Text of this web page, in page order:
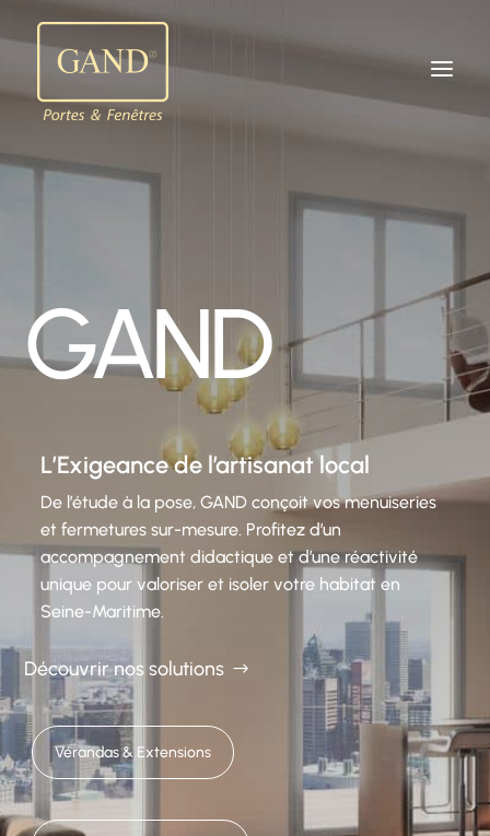
GAND
L’Exigeance de l’artisanat local
De l’étude à la pose, GAND conçoit vos menuiseries
et fermetures sur-mesure. Profitez d’un
accompagnement didactique et d’une réactivité
unique pour valoriser et isoler votre habitat en
Seine-Maritime.
Découvrir nos solutions
Vérandas & Extensions